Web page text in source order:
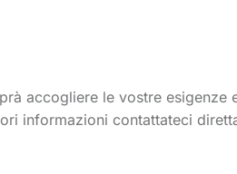
accogliere le vostre esigenze
informazioni contattateci